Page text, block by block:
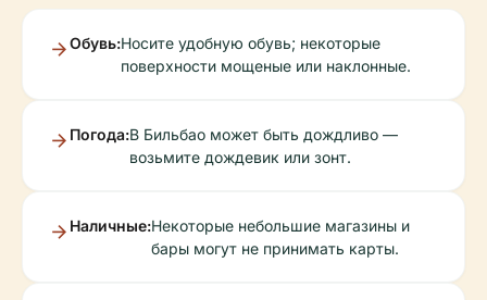
Обувь:Носите удобную обувь; некоторые
поверхности мощеные или наклонные.
Погода:В Бильбао может быть дождливо —
возьмите дождевик или зонт.
Наличные:Некоторые небольшие магазины и
бары могут не принимать карты.